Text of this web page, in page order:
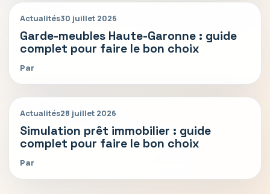
Actualités30 juillet 2026
Garde-meubles Haute-Garonne : guide
complet pour faire le bon choix
Par
Actualités28 juillet 2026
Simulation prêt immobilier : guide
complet pour faire le bon choix
Par